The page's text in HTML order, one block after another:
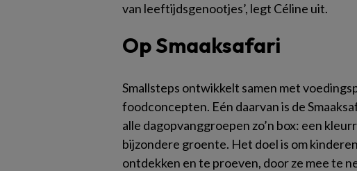
van leeftijdsgenootjes’, legt Céline uit.
Op Smaaksafari
Smallsteps ontwikkelt samen met
foodconcepten. Eén daarvan is de
alle dagopvanggroepen zo’n box: een
bijzondere groente. Het doel is om
ontdekken en te proeven, door ze mee te